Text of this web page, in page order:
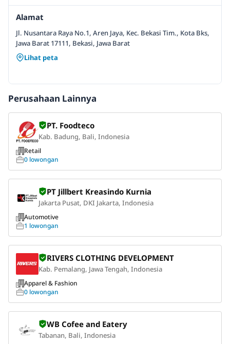
Alamat
Jl. Nusantara Raya No.1, Aren Jaya, Kec. Bekasi Tim., Kota Bks,
Jawa Barat 17111, Bekasi, Jawa Barat
Lihat peta
Perusahaan Lainnya
PT. Foodteco
Kab. Badung, Bali, Indonesia
Retail
0 lowongan
PT Jillbert Kreasindo Kurnia
Jakarta Pusat, DKI Jakarta, Indonesia
Automotive
1 lowongan
RIVERS CLOTHING DEVELOPMENT
Kab. Pemalang, Jawa Tengah, Indonesia
Apparel & Fashion
0 lowongan
WB Cofee and Eatery
Tabanan, Bali, Indonesia